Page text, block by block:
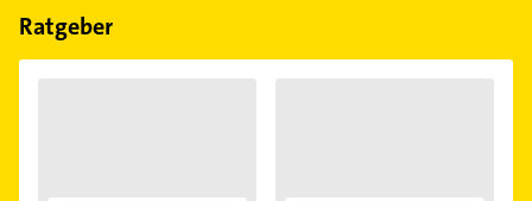
Feiertagen abweichen können.
Ratgeber